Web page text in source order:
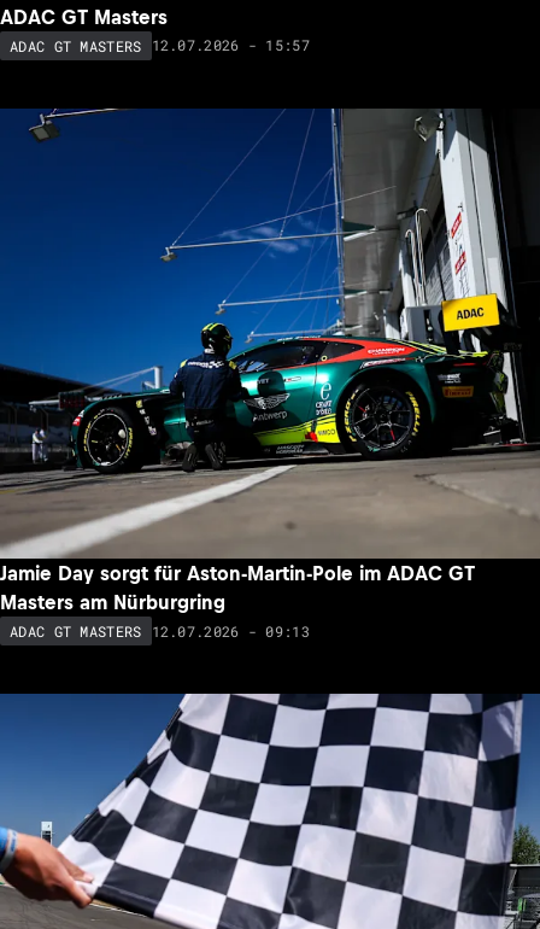
ADAC GT Masters
ADAC GT MASTERS 12.07.2026 - 15:57
Jamie Day sorgt für Aston-Martin-Pole im ADAC GT
Masters am Nürburgring
ADAC GT MASTERS 12.07.2026 - 09:13